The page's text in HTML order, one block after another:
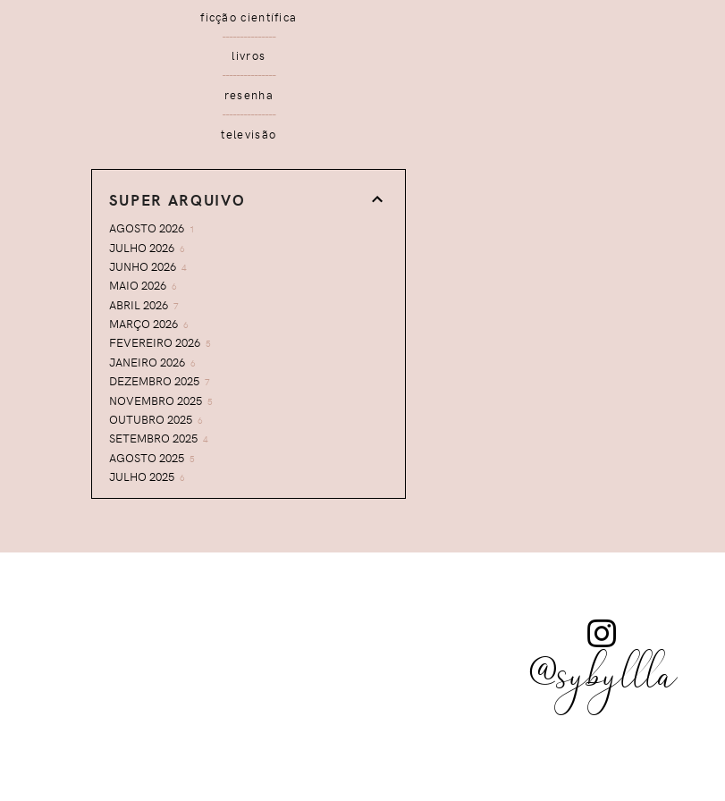
ficção científica
livros
resenha
televisão
SUPER ARQUIVO
AGOSTO 2026 1
JULHO 2026 6
JUNHO 2026 4
MAIO 2026 6
ABRIL 2026 7
MARÇO 2026 6
FEVEREIRO 2026 5
JANEIRO 2026 6
DEZEMBRO 2025 7
NOVEMBRO 2025 5
OUTUBRO 2025 6
SETEMBRO 2025 4
AGOSTO 2025 5
JULHO 2025 6
JUNHO 2025 5
MARÇO 2025 7
@sybyllla